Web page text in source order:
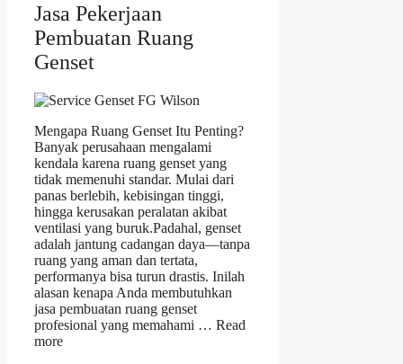
Jasa Pekerjaan
Pembuatan Ruang
Genset
Mengapa Ruang Genset Itu Penting?
Banyak perusahaan mengalami
kendala karena ruang genset yang
tidak memenuhi standar. Mulai dari
panas berlebih, kebisingan tinggi,
hingga kerusakan peralatan akibat
ventilasi yang buruk.Padahal, genset
adalah jantung cadangan daya—tanpa
ruang yang aman dan tertata,
performanya bisa turun drastis. Inilah
alasan kenapa Anda membutuhkan
jasa pembuatan ruang genset
profesional yang memahami … Read
more